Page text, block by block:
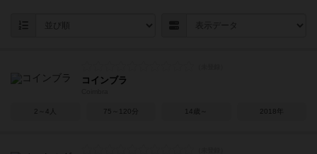
コインブラ
2～4人 75～120分 14歳～ 2018年